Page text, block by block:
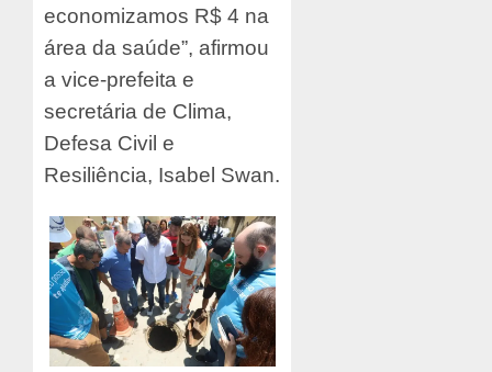
economizamos R$ 4 na
área da saúde”, afirmou
a vice-prefeita e
secretária de Clima,
Defesa Civil e
Resiliência, Isabel Swan.